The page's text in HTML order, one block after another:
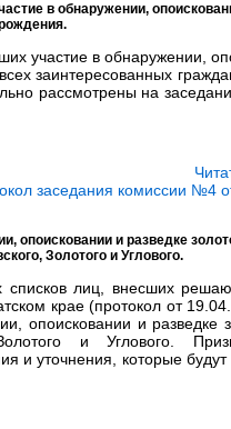
в обнаружении,
участие в обнаружении,
заинтересованных
рассмотрены на
заседания комиссии №4
опоисковании и разведке
Золотого и Углового.
списков лиц, внесших
крае (протокол от
опоисковании и разведке
Золотого и Углового.
и уточнения, которые